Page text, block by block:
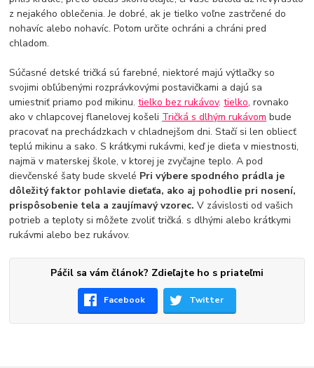
z nejakého oblečenia. Je dobré, ak je tielko voľne zastrčené do
nohavíc alebo nohavíc. Potom určite ochráni a chráni pred
chladom.
Súčasné detské tričká sú farebné, niektoré majú výtlačky so
svojimi obľúbenými rozprávkovými postavičkami a dajú sa
umiestniť priamo pod mikinu.tielko bez rukávov.tielko, rovnako
ako v chlapcovej flanelovej košeli Tričká s dlhým rukávom bude
pracovať na prechádzkach v chladnejšom dni. Stačí si len obliecť
teplú mikinu a sako. S krátkymi rukávmi, keď je dieťa v miestnosti,
najmä v materskej škole, v ktorej je zvyčajne teplo. A pod
dievčenské šaty bude skvelé Pri výbere spodného prádla je
dôležitý faktor pohlavie dieťaťa, ako aj pohodlie pri nosení,
prispôsobenie tela a zaujímavý vzorec.V závislosti od vašich
potrieb a teploty si môžete zvoliť tričká. s dlhými alebo krátkymi
rukávmi alebo bez rukávov.
Páčil sa vám článok? Zdieľajte ho s priateľmi
Facebook Twitter